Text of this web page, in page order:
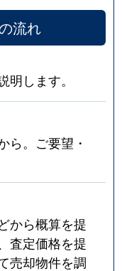
流れ
します。
ら。ご要望・
から概算を提
査定価格を提
売却物件を調